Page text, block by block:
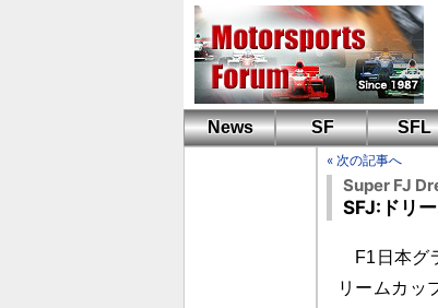
News SF SFL
« 次の記事へ
Super FJ
SFJ:ドリ
F1日本グ
リームカッ